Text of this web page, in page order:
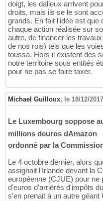
doigt, les dalleux arrivent
droits, mais ils se le sont
grands. En fait l'idée est que
chaque action réalisée sur
autre, de financer les
de nos rois) tels que les
toussa. Hors il existent des
notre territoire sous entités
pour ne pas se faire taxer.
Michael Guilloux, le 18/12/
Le Luxembourg soppose
millions deuros dAmazon
ordonné par la
Le 4 octobre dernier, alors
assignait l'Irlande devant la
européenne (CJUE) pour ne
d'euros d'arriérés d'impôts
s'en prenait à un autre géant